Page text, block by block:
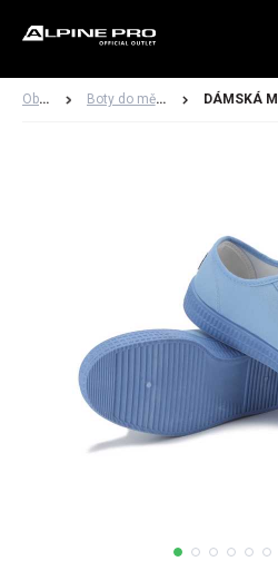
Obuv Boty do města
Upozornění budeme zasílat na
Hlídacího psa můžete kdykoliv